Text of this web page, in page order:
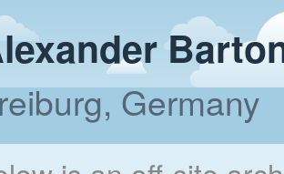
Germany